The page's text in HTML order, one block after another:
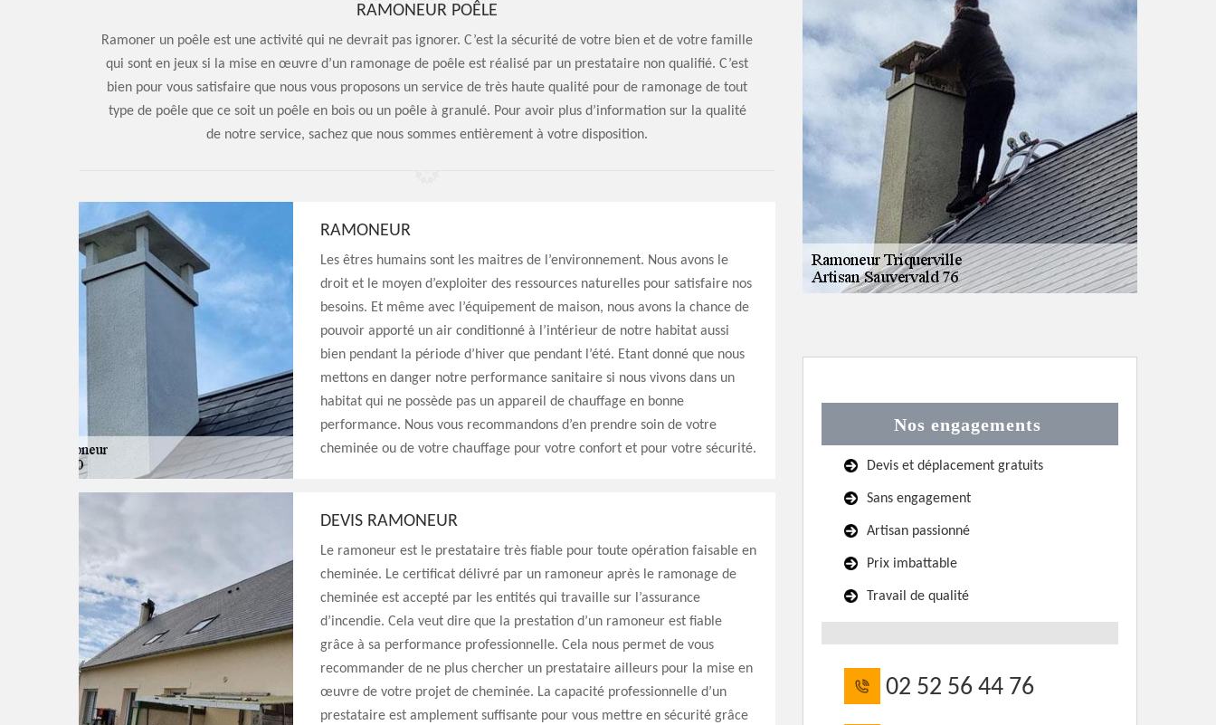
RAMONEUR POÊLE
Ramoner un poêle est une activité qui ne devrait pas ignorer. C’est la sécurité de votre bien et de votre famille
qui sont en jeux si la mise en œuvre d’un ramonage de poêle est réalisé par un prestataire non qualifié. C’est
bien pour vous satisfaire que nous vous proposons un service de très haute qualité pour de ramonage de tout
type de poêle que ce soit un poêle en bois ou un poêle à granulé. Pour avoir plus d’information sur la qualité
de notre service, sachez que nous sommes entièrement à votre disposition.
RAMONEUR
Les êtres humains sont les maitres de l’environnement. Nous avons le
droit et le moyen d’exploiter des ressources naturelles pour satisfaire nos
besoins. Et même avec l’équipement de maison, nous avons la chance de
pouvoir apporté un air conditionné à l’intérieur de notre habitat aussi
bien pendant la période d’hiver que pendant l’été. Etant donné que nous
mettons en danger notre performance sanitaire si nous vivons dans un
habitat qui ne possède pas un appareil de chauffage en bonne
performance. Nous vous recommandons d’en prendre soin de votre
cheminée ou de votre chauffage pour votre confort et pour votre sécurité.
DEVIS RAMONEUR
Le ramoneur est le prestataire très fiable pour toute opération faisable en
cheminée. Le certificat délivré par un ramoneur après le ramonage de
cheminée est accepté par les entités qui travaille sur l’assurance
d’incendie. Cela veut dire que la prestation d’un ramoneur est fiable
grâce à sa performance professionnelle. Cela nous permet de vous
recommander de ne plus chercher un prestataire ailleurs pour la mise en
œuvre de votre projet de cheminée. La capacité professionnelle d’un
prestataire est amplement suffisante pour vous mettre en sécurité grâce
Nos engagements
Devis et déplacement gratuits
Sans engagement
Artisan passionné
Prix imbattable
Travail de qualité
02 52 56 44 76